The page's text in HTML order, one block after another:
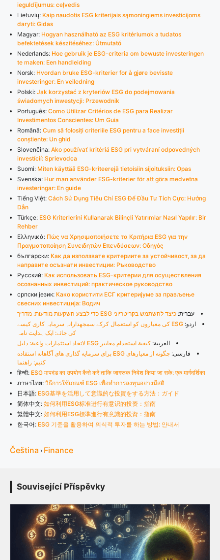
ieguldījumus: ceļvedis
Lietuvių: Kaip naudotis ESG kriterijais sąmoningiems investicijoms
daryti: Gidas
Magyar: Hogyan használható az ESG kritériumok a tudatos
befektetések készítéséhez: Útmutató
Nederlands: Hoe gebruik je ESG-criteria om bewuste investeringen
te maken: Een handleiding
Norsk: Hvordan bruke ESG-kriterier for å gjøre bevisste
investeringer: En veiledning
Polski: Jak korzystać z kryteriów ESG do podejmowania
świadomych inwestycji: Przewodnik
Português: Como Utilizar Critérios de ESG para Realizar
Investimentos Conscientes: Um Guia
Română: Cum să folosiți criteriile ESG pentru a face investiții
conștiente: Un ghid
Slovenčina: Ako používať kritériá ESG pri vytváraní odpovedných
investícií: Sprievodca
Suomi: Miten käyttää ESG-kriteerejä tietoisiin sijoituksiin: Opas
Svenska: Hur man använder ESG-kriterier för att göra medvetna
investeringar: En guide
Tiếng Việt: Cách Sử Dụng Tiêu Chí ESG Để Đầu Tư Tích Cực: Hướng
Dẫn
Türkçe: ESG Kriterlerini Kullanarak Bilinçli Yatırımlar Nasıl Yapılır: Bir
Rehber
Ελληνικά: Πώς να Χρησιμοποιήσετε τα Κριτήρια ESG για την
Πραγματοποίηση Συνειδητών Επενδύσεων: Οδηγός
български: Как да използвате критериите за устойчивост, за да
направите осъзнати инвестиции: Ръководство
Русский: Как использовать ESG-критерии для осуществления
осознанных инвестиций: практическое руководство
српски језик: Како користити ЕСГ критеријуме за прављење
свесних инвестиција: Водич
עברית: כיצד להשתמש בקריטריוני ESG כדי לבצע השקעות מודעות: מדריך
اردو:
ESG کی معیاروں کو استعمال کرکے سمجھدارانہ سرمایہ کاری کیسے
کی جائے: ایک ہدایت نامہ
العربية: كيفية استخدام معايير ESG لاتخاذ استثمارات واعية: دليل
فارسی:
چگونه از معیارهای ESG برای سرمایه گذاری های آگاهانه استفاده
کنیم: راهنما
हिन्दी: ESG मापदंड का उपयोग कैसे करें ताकि जागरूक निवेश किया जा सके: एक मार्गदर्शिका
ภาษาไทย: วิธีการใช้เกณฑ์ ESG เพื่อทำการลงทุนอย่างมีสติ
日本語: ESG基準を活用して意識的な投資をする方法：ガイド
简体中文: 如何利用ESG标准进行有意识的投资：指南
繁體中文: 如何利用ESG標準進行有意識的投資：指南
한국어: ESG 기준을 활용하여 의식적 투자를 하는 방법: 안내서
Čeština › Finance
Související Příspěvky